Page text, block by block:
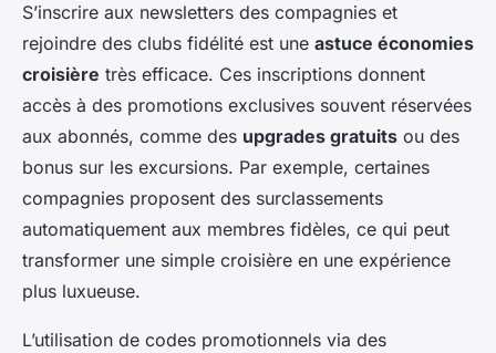
S’inscrire aux newsletters des compagnies et
rejoindre des clubs fidélité est une astuce économies
croisière très efficace. Ces inscriptions donnent
accès à des promotions exclusives souvent réservées
aux abonnés, comme des upgrades gratuits ou des
bonus sur les excursions. Par exemple, certaines
compagnies proposent des surclassements
automatiquement aux membres fidèles, ce qui peut
transformer une simple croisière en une expérience
plus luxueuse.
L’utilisation de codes promotionnels via des